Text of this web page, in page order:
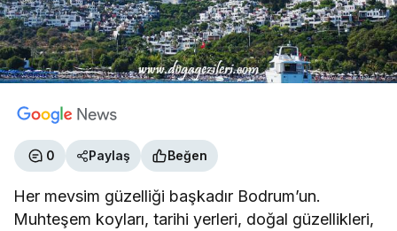
0 Paylaş Beğen
Her mevsim güzelliği başkadır Bodrum’un.
Muhteşem koyları, tarihi yerleri, doğal güzellikleri,